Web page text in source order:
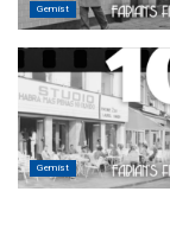
Gemist
Gemist